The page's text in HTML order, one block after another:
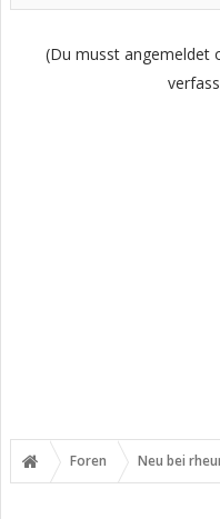
(Du musst angemeldet
Foren Neu bei